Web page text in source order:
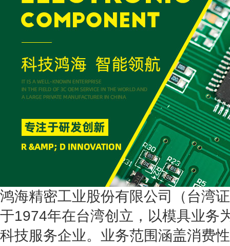
鸿海精密工业股份有限公司（台湾
于1974年在台湾创立，以模具业务
科技服务企业。业务范围涵盖消费